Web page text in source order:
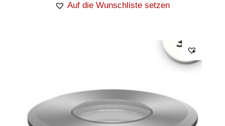
Auf die Wunschliste setzen